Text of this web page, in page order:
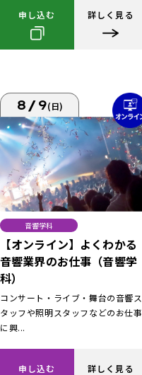
申し込む 詳しく見る
8/9(日)
音響学科
【オンライン】よくわかる
音響業界のお仕事（音響学
科）
コンサート・ライブ・舞台の音響ス
タッフや照明スタッフなどのお仕事
に興...
申し込む 詳しく見る